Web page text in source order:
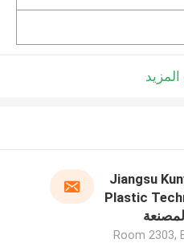
Jiangsu
Plastic
Room 2303,